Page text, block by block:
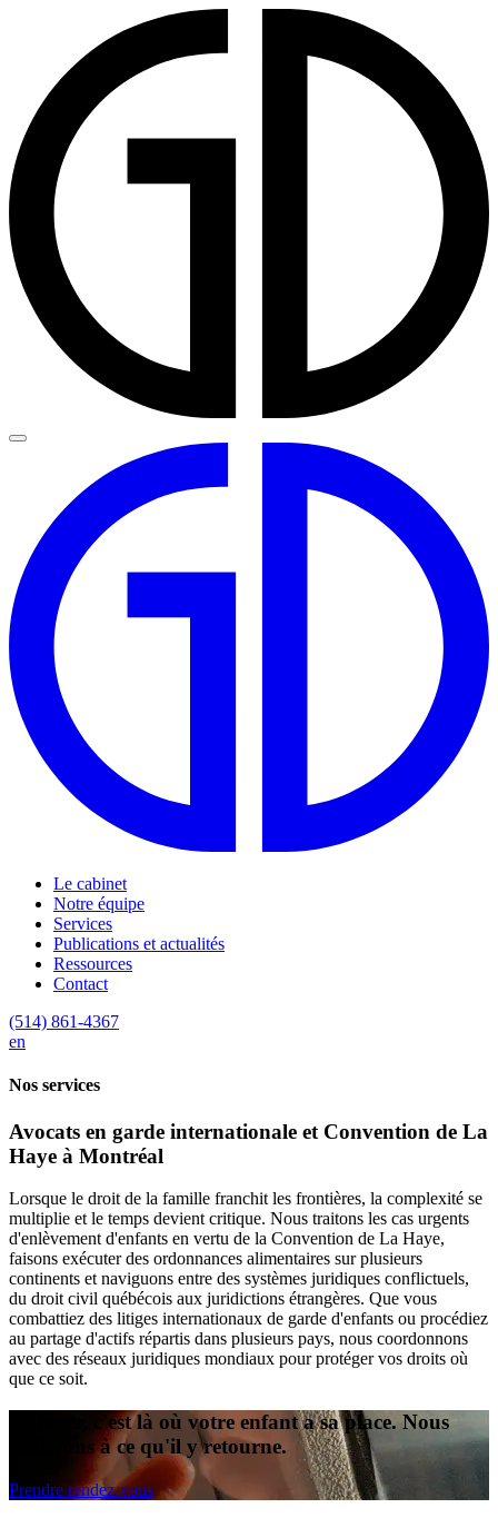
Le cabinet
Notre équipe
Services
Publications et actualités
Ressources
Contact
(514) 861-4367
en
Nos services
Avocats en garde internationale et Convention de La
Haye à Montréal
Lorsque le droit de la famille franchit les frontières, la complexité se
multiplie et le temps devient critique. Nous traitons les cas urgents
d'enlèvement d'enfants en vertu de la Convention de La Haye,
faisons exécuter des ordonnances alimentaires sur plusieurs
continents et naviguons entre des systèmes juridiques conflictuels,
du droit civil québécois aux juridictions étrangères. Que vous
combattiez des litiges internationaux de garde d'enfants ou procédiez
au partage d'actifs répartis dans plusieurs pays, nous coordonnons
avec des réseaux juridiques mondiaux pour protéger vos droits où
que ce soit.
Le foyer, c'est là où votre enfant a sa place. Nous
veillerons à ce qu'il y retourne.
Prendre rendez-vous